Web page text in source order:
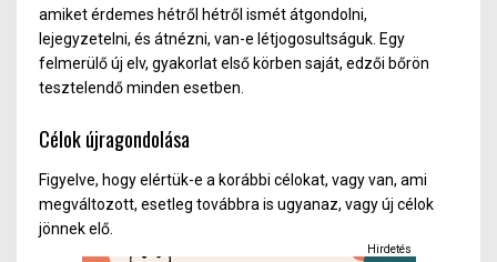
amiket érdemes hétről hétről ismét átgondolni,
lejegyzetelni, és átnézni, van-e létjogosultságuk. Egy
felmerülő új elv, gyakorlat első körben saját, edzői bőrön
tesztelendő minden esetben.
Célok újragondolása
Figyelve, hogy elértük-e a korábbi célokat, vagy van, ami
megváltozott, esetleg továbbra is ugyanaz, vagy új célok
jönnek elő.
Hirdetés